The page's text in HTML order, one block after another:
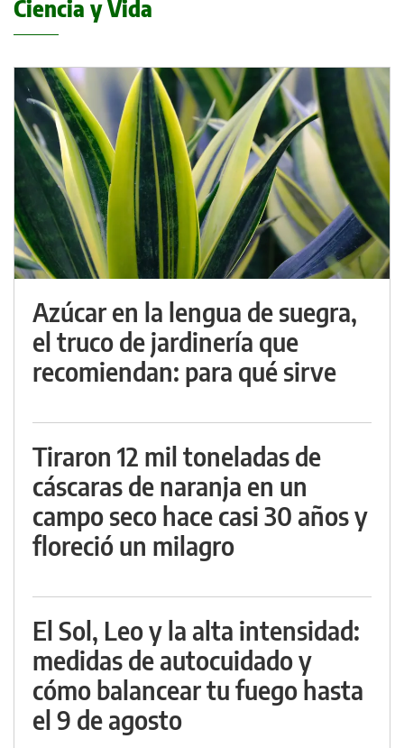
Ciencia y Vida
Azúcar en la lengua de suegra,
el truco de jardinería que
recomiendan: para qué sirve
Tiraron 12 mil toneladas de
cáscaras de naranja en un
campo seco hace casi 30 años y
floreció un milagro
El Sol, Leo y la alta intensidad:
medidas de autocuidado y
cómo balancear tu fuego hasta
el 9 de agosto